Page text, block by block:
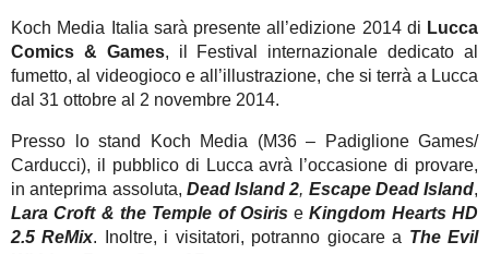
Koch Media Italia sarà presente all’edizione 2014 di Lucca
Comics & Games, il Festival internazionale dedicato al
fumetto, al videogioco e all’illustrazione, che si terrà a Lucca
dal 31 ottobre al 2 novembre 2014.
Presso lo stand Koch Media (M36 – Padiglione Games/
Carducci), il pubblico di Lucca avrà l’occasione di provare,
in anteprima assoluta, Dead Island 2, Escape Dead Island,
Lara Croft & the Temple of OsiriseKingdom Hearts HD
2.5 ReMix. Inoltre, i visitatori, potranno giocare a The Evil